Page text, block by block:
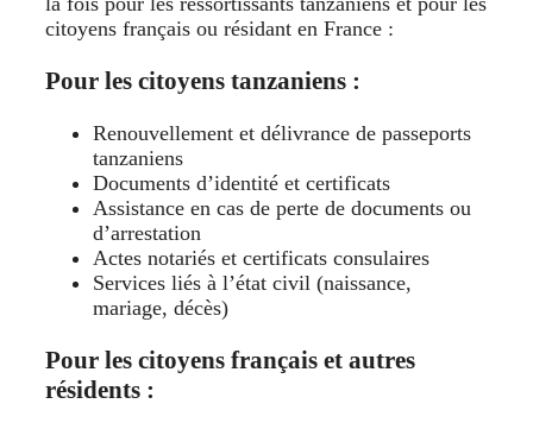
citoyens français ou résidant en France :
Pour les citoyens tanzaniens :
Renouvellement et délivrance de passeports
tanzaniens
Documents d’identité et certificats
Assistance en cas de perte de documents ou
d’arrestation
Actes notariés et certificats consulaires
Services liés à l’état civil (naissance,
mariage, décès)
Pour les citoyens français et autres
résidents :